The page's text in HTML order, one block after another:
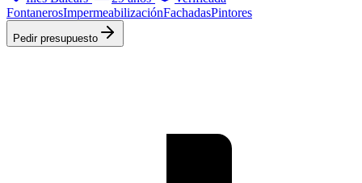
FontanerosImpermeabilizaciónFachadasPintores
Pedir presupuesto